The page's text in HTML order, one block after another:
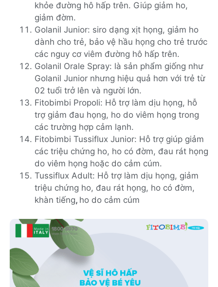
khỏe đường hô hấp trên. Giúp giảm ho,
giảm đờm.
Golanil Junior: siro dạng xịt họng, giảm ho
dành cho trẻ, bảo vệ hầu họng cho trẻ trước
các nguy cơ viêm đường hô hấp trên.
Golanil Orale Spray: là sản phẩm giống như
Golanil Junior nhưng hiệu quả hơn với trẻ từ
02 tuổi trở lên và người lớn.
Fitobimbi Propoli: Hỗ trợ làm dịu họng, hỗ
trợ giảm đau họng, ho do viêm họng trong
các trường hợp cảm lạnh.
Fitobimbi Tussiflux Junior: Hỗ trợ giúp giảm
các triệu chứng ho, ho có đờm, đau rát họng
do viêm họng hoặc do cảm cúm.
Tussiflux Adult: Hỗ trợ làm dịu họng, giảm
triệu chứng ho, đau rát họng, ho có đờm,
khàn tiếng, ho do cảm cúm